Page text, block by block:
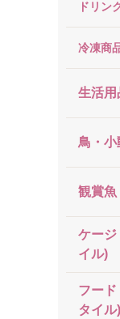
ドリン
冷凍商
生活用
鳥・小
観賞魚
ケージ
イル)
フー
タイル)